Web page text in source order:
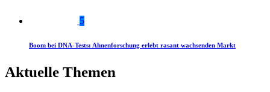
5
Boom bei DNA-Tests: Ahnenforschung erlebt rasant wachsenden Markt
Aktuelle Themen